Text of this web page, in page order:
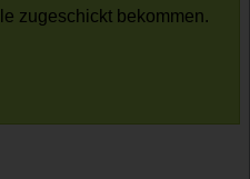
zugeschickt bekommen.